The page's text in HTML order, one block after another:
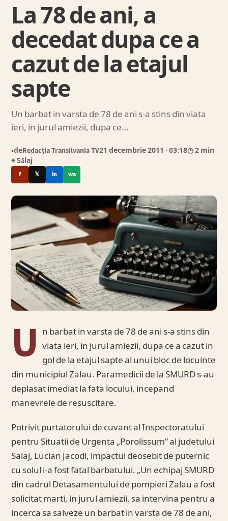
La 78 de ani, a
decedat dupa ce a
cazut de la etajul
sapte
Un barbat in varsta de 78 de ani s-a stins din viata
ieri, in jurul amiezii, dupa ce…
●deRedacția Transilvania TV21 decembrie 2011 · 03:18◷ 2 min
⌖ Sălaj
f 𝕏 in wa
U n barbat in varsta de 78 de ani s-a stins din
viata ieri, in jurul amiezii, dupa ce a cazut in
gol de la etajul sapte al unui bloc de locuinte
din municipiul Zalau. Paramedicii de la SMURD s-au
deplasat imediat la fata locului, incepand
manevrele de resuscitare.
Potrivit purtatorului de cuvant al Inspectoratului
pentru Situatii de Urgenta „Porolissum” al judetului
Salaj, Lucian Jacodi, impactul deosebit de puternic
cu solul i-a fost fatal barbatului. „Un echipaj SMURD
din cadrul Detasamentului de pompieri Zalau a fost
solicitat marti, in jurul amiezii, sa intervina pentru a
incerca sa salveze un barbat in varsta de 78 de ani,